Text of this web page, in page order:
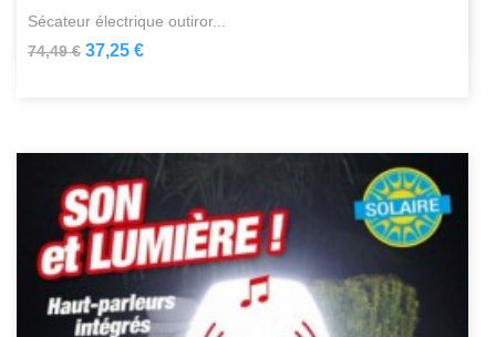
sécateur électrique outiror...
74,49 € 37,25 €